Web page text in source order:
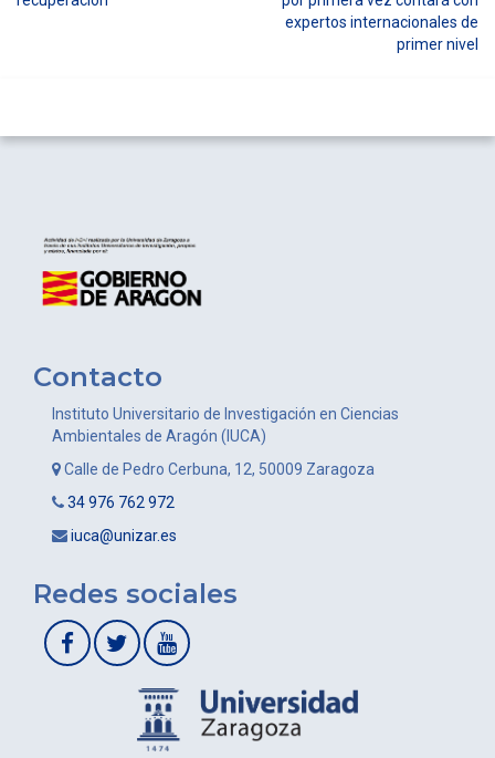
expertos internacionales de
primer nivel
Contacto
Instituto Universitario de Investigación en Ciencias
Ambientales de Aragón (IUCA)
Calle de Pedro Cerbuna, 12, 50009 Zaragoza
34 976 762 972
iuca@unizar.es
Redes sociales